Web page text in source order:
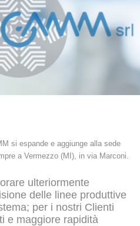
si espande e aggiunge alla sede
a Vermezzo (MI), in via Marconi.
ulteriormente
delle linee produttive
per i nostri Clienti
e maggiore rapidità